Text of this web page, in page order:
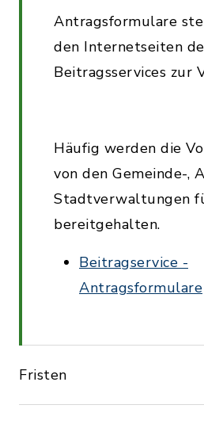
Antragsformulare
den Internetseiten
Beitragsservices zur
Häufig werden die
von den Gemeinde-,
Stadtverwaltungen
bereitgehalten.
Beitragservice -
Antragsformulare
Fristen